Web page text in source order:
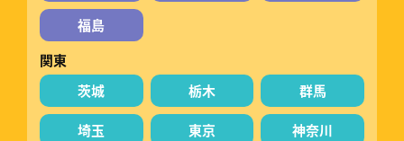
福島
関東
茨城
栃木 群馬
埼玉 東京 神奈川